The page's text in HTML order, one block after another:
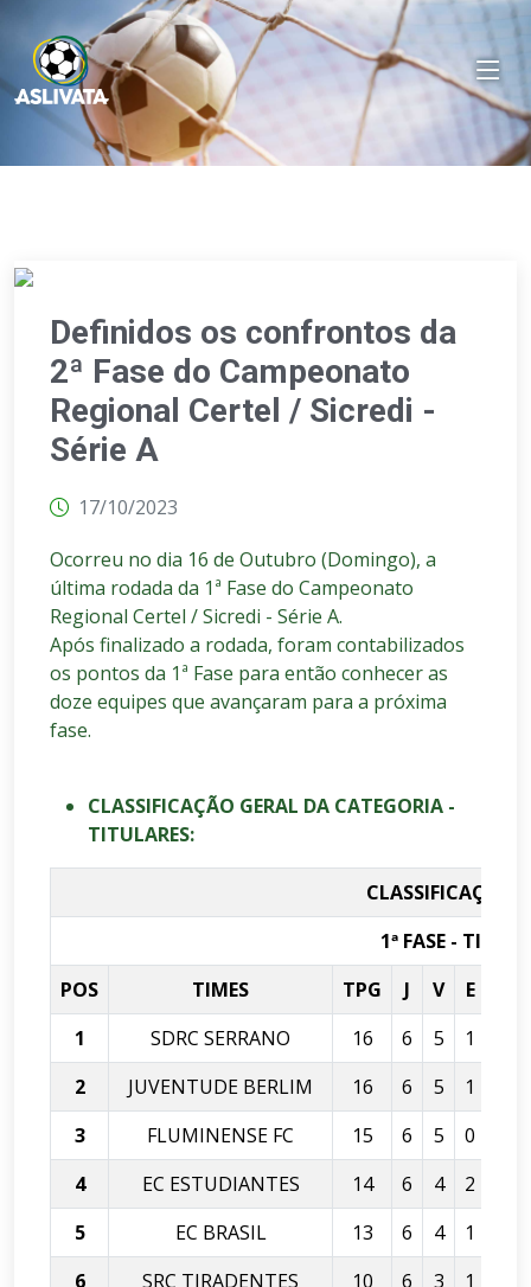
Definidos os confrontos da
2ª Fase do Campeonato
Regional Certel / Sicredi -
Série A
17/10/2023
Ocorreu no dia 16 de Outubro (Domingo), a
última rodada da 1ª Fase do Campeonato
Regional Certel / Sicredi - Série A.
Após finalizado a rodada, foram contabilizados
os pontos da 1ª Fase para então conhecer as
doze equipes que avançaram para a próxima
fase.
CLASSIFICAÇÃO GERAL DA CATEGORIA -
TITULARES:
CLASSIFICAÇÃO
1ª FASE -
POS
TIMES TPG J V E
1
SDRC SERRANO 16 6 5 1
2
JUVENTUDE BERLIM 16 6 5 1
3
FLUMINENSE FC 15 6 5 0
4
EC ESTUDIANTES 14 6 4 2
5
EC BRASIL 13 6 4 1
6
SRC TIRADENTES 10 6 3 1